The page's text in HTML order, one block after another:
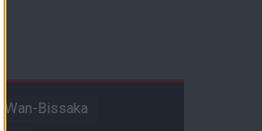
Wan-Bissaka